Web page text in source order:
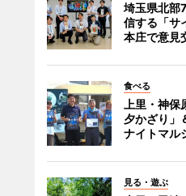
埼玉県北部
信する「サ
本庄で意見
食べる
上里・神保
夕かざり
ナイトマル
見る・遊ぶ